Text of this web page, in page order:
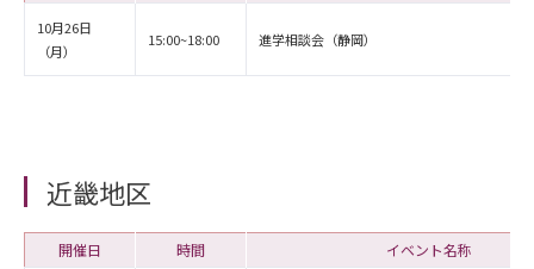
10月26日
（月）
15:00~18:00 進学相談会（静岡）
近畿地区
開催日 時間 イベント名称